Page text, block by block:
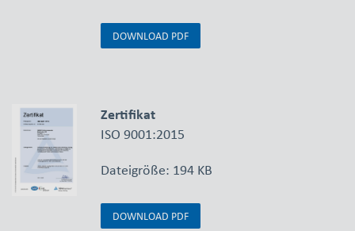
DOWNLOAD PDF
Zertifikat
ISO 9001:2015
Dateigröße: 194 KB
DOWNLOAD PDF